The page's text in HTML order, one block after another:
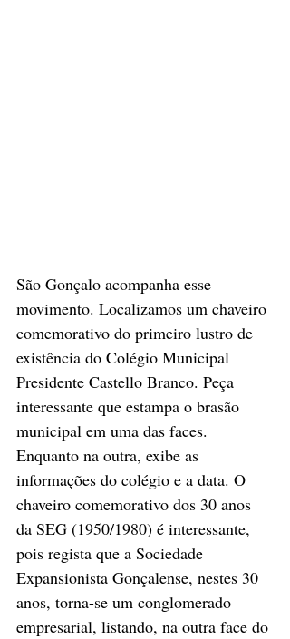
São Gonçalo acompanha esse
movimento. Localizamos um chaveiro
comemorativo do primeiro lustro de
existência do Colégio Municipal
Presidente Castello Branco. Peça
interessante que estampa o brasão
municipal em uma das faces.
Enquanto na outra, exibe as
informações do colégio e a data. O
chaveiro comemorativo dos 30 anos
da SEG (1950/1980) é interessante,
pois regista que a Sociedade
Expansionista Gonçalense, nestes 30
anos, torna-se um conglomerado
empresarial, listando, na outra face do